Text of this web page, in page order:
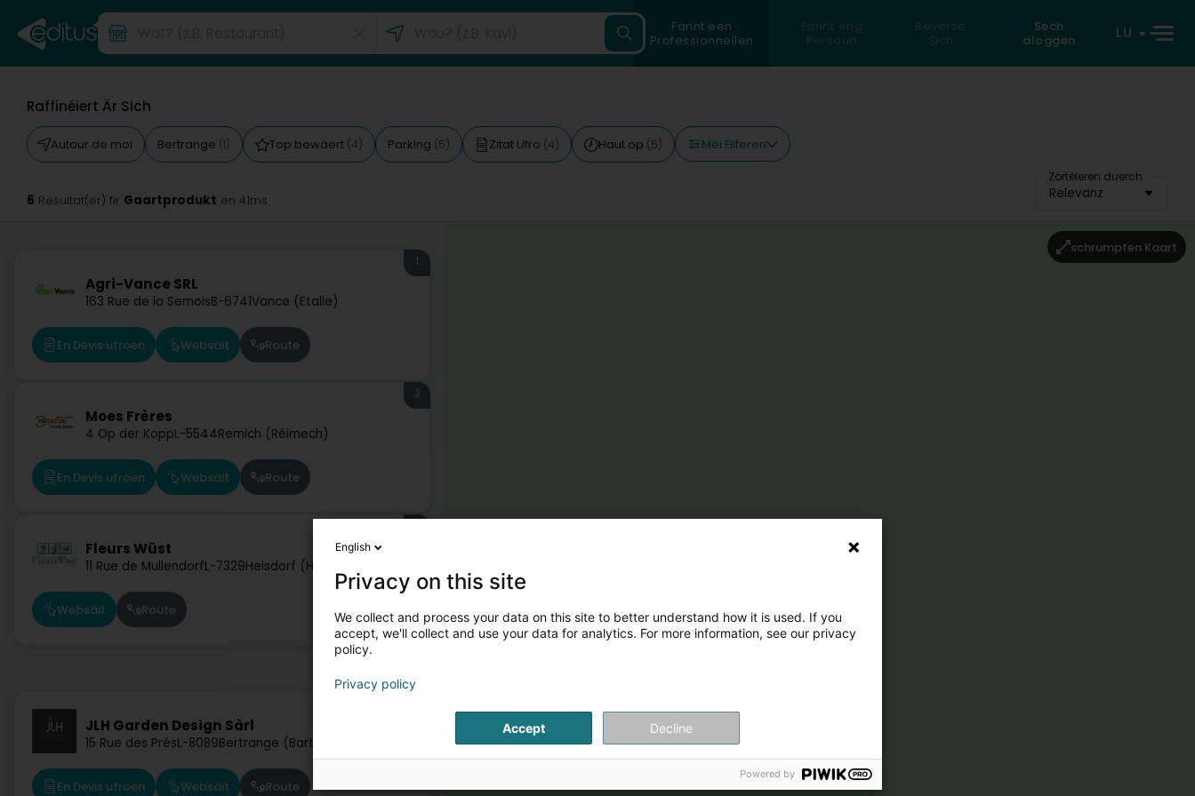
Fannt een
Professionnellen
Fannt eng
Persoun
Reverse
Sich
Sech
aloggen
LU
Raffinéiert Är Sich
Autour de moi Bertrange (1) Top bewäert (4) Parking (5) Zitat Ufro (4) Haut op (5) Méi Filteren
Zortéieren duerch
Relevanz
6 Resultat(er) fir Gaartprodukt en 41ms
Agri-Vance SRL
163 Rue de la SemoisB-6741Vance (Etalle)
1
En Devis ufroen Websäit Route
Moes Frères
4 Op der KoppL-5544Remich (Réimech)
2
En Devis ufroen Websäit Route
Fleurs Wüst
11 Rue de MullendorfL-7329Heisdorf (Heeschdref)
Websäit Route
JLH Garden Design Sàrl
15 Rue des PrésL-8089Bertrange (Bartreng)
En Devis ufroen Websäit Route
schrumpfen Kaart
English
Privacy on this site
We collect and process your data on this site to better understand how it is used. If you
accept, we'll collect and use your data for analytics. For more information, see our privacy
policy.
Privacy policy
Accept Decline
Powered by